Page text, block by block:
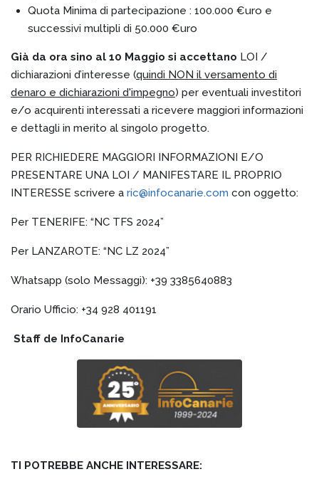
Quota Minima di partecipazione : 100.000 €uro e
successivi multipli di 50.000 €uro
Già da ora sino al 10 Maggio si accettano LOI /
dichiarazioni d’interesse (quindi NON il versamento di
denaro e dichiarazioni d'impegno) per eventuali investitori
e/o acquirenti interessati a ricevere maggiori informazioni
e dettagli in merito al singolo progetto.
PER RICHIEDERE MAGGIORI INFORMAZIONI E/O
PRESENTARE UNA LOI / MANIFESTARE IL PROPRIO
INTERESSE scrivere a ric@infocanarie.com con oggetto:
Per TENERIFE: “NC TFS 2024”
Per LANZAROTE: “NC LZ 2024”
Whatsapp (solo Messaggi): +39 3385640883
Orario Ufficio: +34 928 401191
Staff de InfoCanarie
TI POTREBBE ANCHE INTERESSARE: